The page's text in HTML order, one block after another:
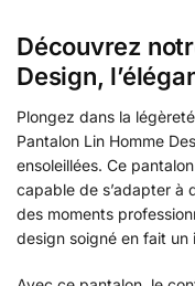
Découvrez
Design,
Plongez dans la
Pantalon Lin Homme
ensoleillées. Ce
capable de s’adapter à
des moments
design soigné en fait